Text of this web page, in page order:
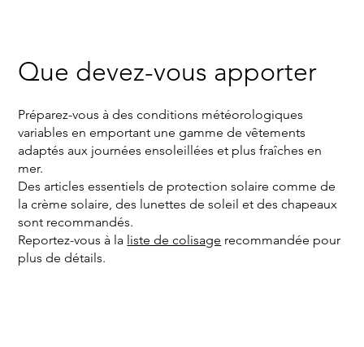
Que devez-vous apporter
Préparez-vous à des conditions météorologiques
variables en emportant une gamme de vêtements
adaptés aux journées ensoleillées et plus fraîches en
mer.
Des articles essentiels de protection solaire comme de
la crème solaire, des lunettes de soleil et des chapeaux
sont recommandés.
Reportez-vous à la liste de colisage recommandée pour
plus de détails.